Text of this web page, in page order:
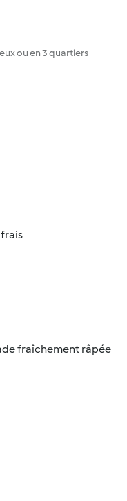
ou en 3 quartiers
fraîchement râpée